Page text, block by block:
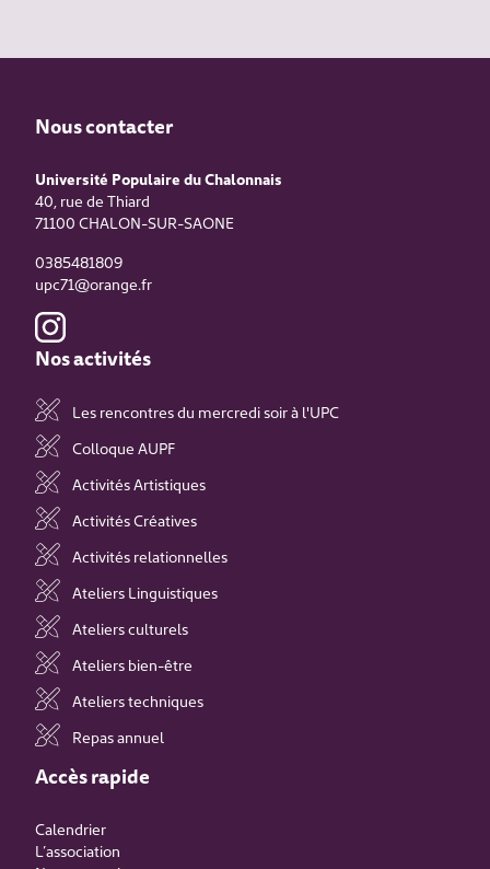
Nous contacter
Université Populaire du Chalonnais
40, rue de Thiard
71100 CHALON-SUR-SAONE
0385481809
upc71@orange.fr
Nos activités
Les rencontres du mercredi soir à l'UPC
Colloque AUPF
Activités Artistiques
Activités Créatives
Activités relationnelles
Ateliers Linguistiques
Ateliers culturels
Ateliers bien-être
Ateliers techniques
Repas annuel
Accès rapide
Calendrier
L’association